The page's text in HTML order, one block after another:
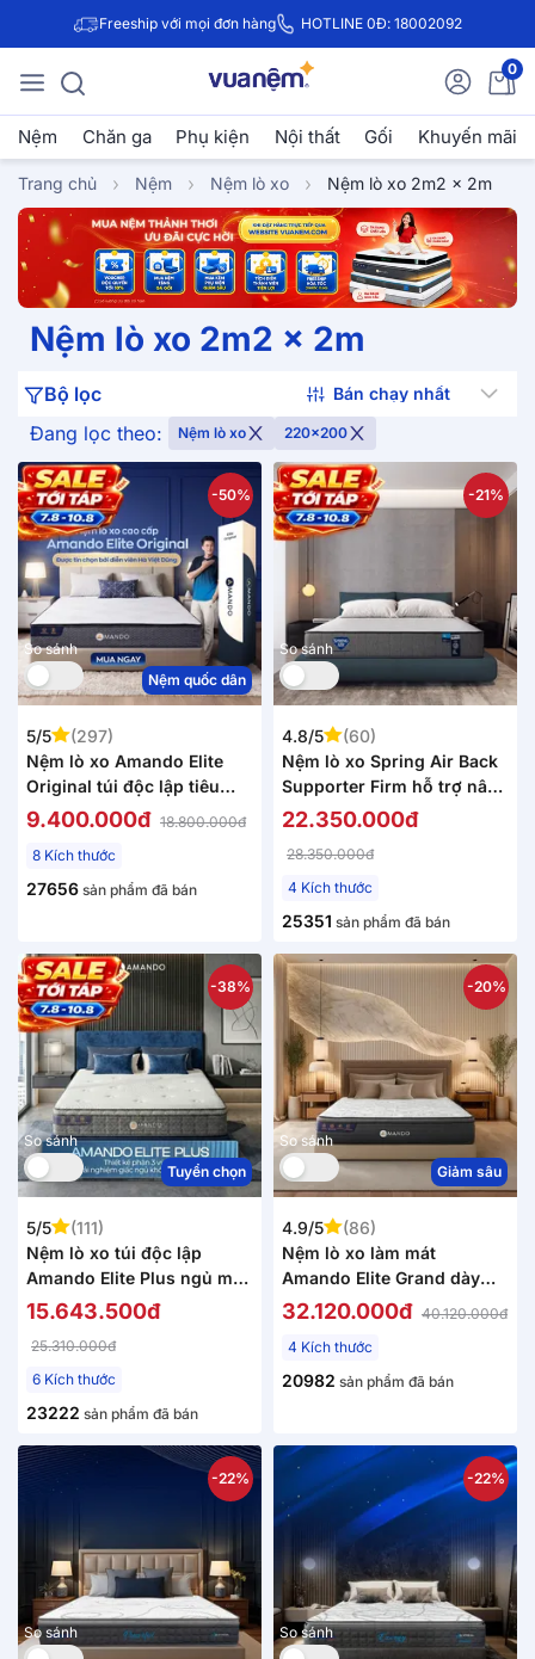
Freeship với mọi đơn hàng HOTLINE 0Đ: 18002092
0
Nệm Chăn ga Phụ kiện Nội thất Gối Khuyến mãi
Trang chủ Nệm Nệm lò xo Nệm lò xo 2m2 x 2m
Nệm lò xo 2m2 x 2m
Đang lọc theo: Nệm lò xo 220x200
Bộ lọc
So sánh
-50%
Nệm quốc dân
5/5
(297)
Nệm lò xo Amando Elite
Original túi độc lập tiêu
chuẩn khách sạn 5 sao dày
9.400.000đ 18.800.000đ
8 Kích thước
27656 sản phẩm đã bán
So sánh
-21%
4.8/5
(60)
Nệm lò xo Spring Air Back
Supporter Firm hỗ trợ nâng
đỡ dày 25cm
22.350.000đ
28.350.000đ
4 Kích thước
25351 sản phẩm đã bán
So sánh
-38%
Tuyển chọn
5/5
(111)
Nệm lò xo túi độc lập
Amando Elite Plus ngủ mát,
êm sâu dày 25cm
15.643.500đ
25.310.000đ
6 Kích thước
23222 sản phẩm đã bán
So sánh
-20%
Giảm sâu
4.9/5
(86)
Nệm lò xo làm mát
Amando Elite Grand dày
28cm
32.120.000đ 40.120.000đ
4 Kích thước
20982 sản phẩm đã bán
So sánh
-22%
So sánh
-22%